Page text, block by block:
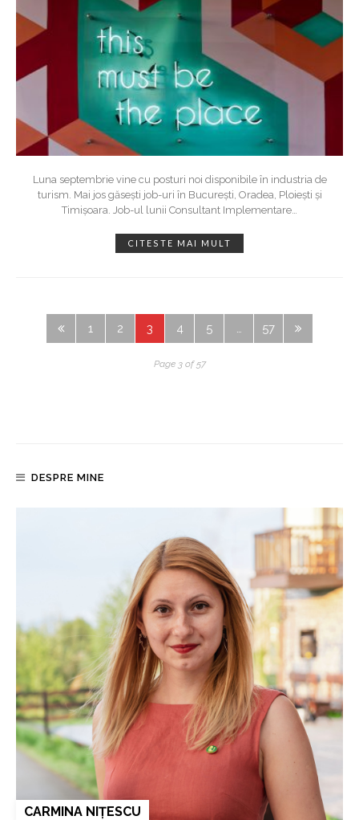
Luna septembrie vine cu posturi noi disponibile în industria de
turism. Mai jos găsești job-uri în București, Oradea, Ploiești și
Timișoara. Job-ul lunii Consultant Implementare
CITESTE MAI MULT
1 2 3 4 5 … 57
Page 3 of 57
DESPRE MINE
CARMINA NIȚESCU